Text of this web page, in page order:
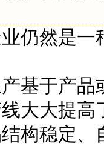
仍然是一
基于产
大大提
构稳定